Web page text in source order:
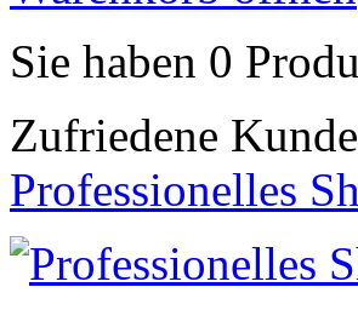
Sie haben 0
Zufriedene
Professionelles